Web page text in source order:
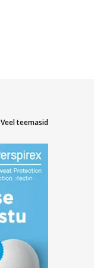
Veel teemasid